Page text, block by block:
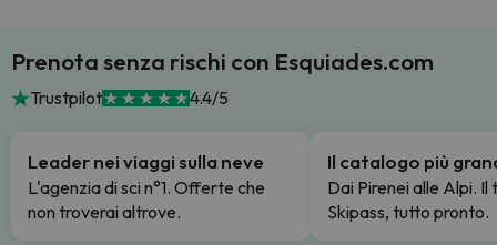
Prenota senza rischi con Esquiades.com
Trustpilot 4.4/5
Leader nei viaggi sulla neve
L'agenzia di sci n°1. Offerte che
non troverai altrove.
Il catalogo più
Dai Pirenei alle Alpi. Il
Skipass, tutto pronto.